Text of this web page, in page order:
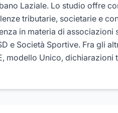
Laziale. Lo studio offre
tributarie, societarie e
in materia di associazioni
e Società Sportive. Fra gli
modello Unico, dichiarazioni